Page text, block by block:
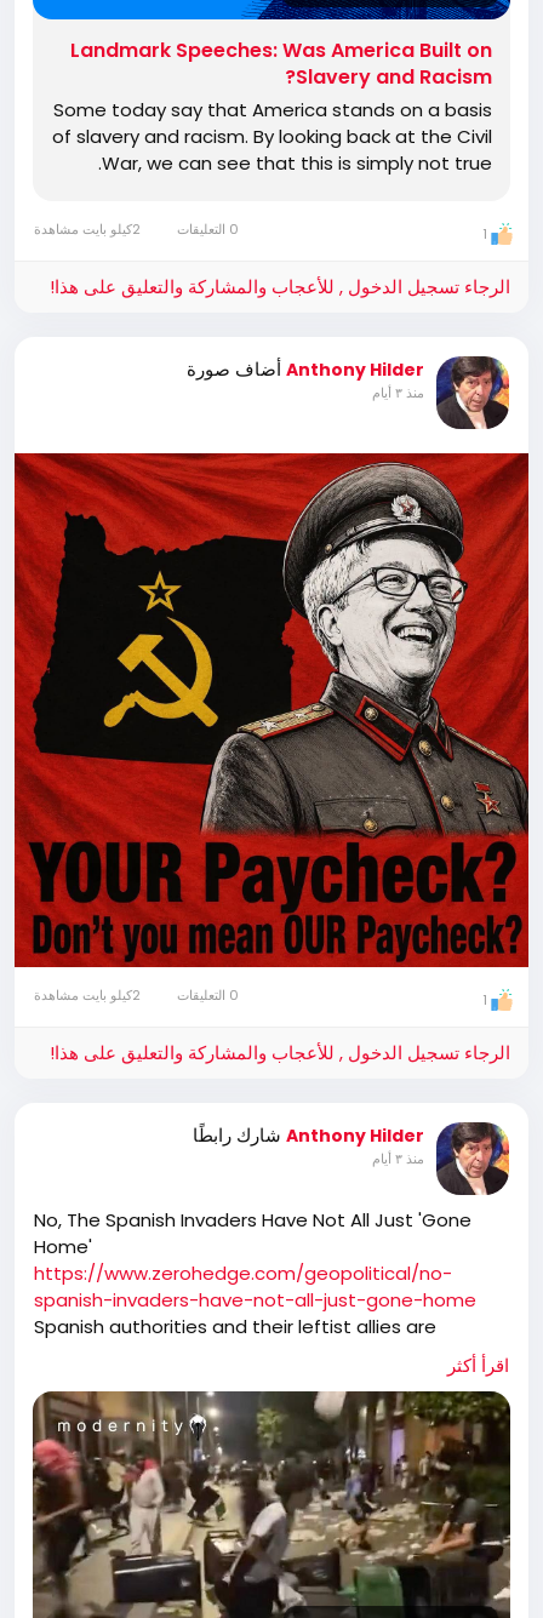
Landmark Speeches: Was America Built on
Slavery and Racism?
Some today say that America stands on a basis
of slavery and racism. By looking back at the Civil
War, we can see that this is simply not true.
1
الرجاء تسجيل الدخول , للأعجاب والمشاركة والتعليق على هذا!
Anthony Hilder أضاف صورة
منذ ٣ أيام
1
الرجاء تسجيل الدخول , للأعجاب والمشاركة والتعليق على هذا!
Anthony Hilder شارك رابطًا
منذ ٣ أيام
No, The Spanish Invaders Have Not All Just 'Gone
Home'
https://www.zerohedge.com/geopolitical/no-
spanish-invaders-have-not-all-just-gone-home
Spanish authorities and their leftist allies are
migrants who stormed Ceuta have mostly "gone
home." The claim is pure fantasy. Fresh video from
the streets shows the city still under siege, with
invaders assaulting facilities, smashing graves,
clashing with locals, and turning a Spanish enclave
into a no-go zone.
اقرأ أكثر